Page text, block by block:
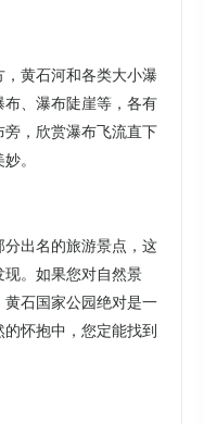
黄石河和各类大小瀑
、瀑布陡崖等，各有
，欣赏瀑布飞流直下
。
出名的旅游景点，这
。如果您对自然景
石国家公园绝对是一
怀抱中，您定能找到